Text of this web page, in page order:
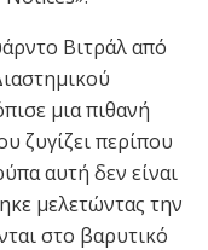
Βιτράλ από
μια πιθανή
ζυγίζει περίπου
αυτή δεν είναι
μελετώντας την
στο βαρυτικό